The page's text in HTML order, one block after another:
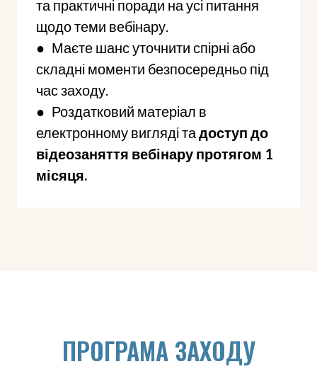
та практичні поради на усі питання
щодо теми вебінару.
● Маєте шанс уточнити спірні або
складні моменти безпосередньо під
час заходу.
● Роздатковий матеріал в
електронному вигляді та доступ до
відеозаняття вебінару протягом 1
місяця.
ПРОГРАМА ЗАХОДУ